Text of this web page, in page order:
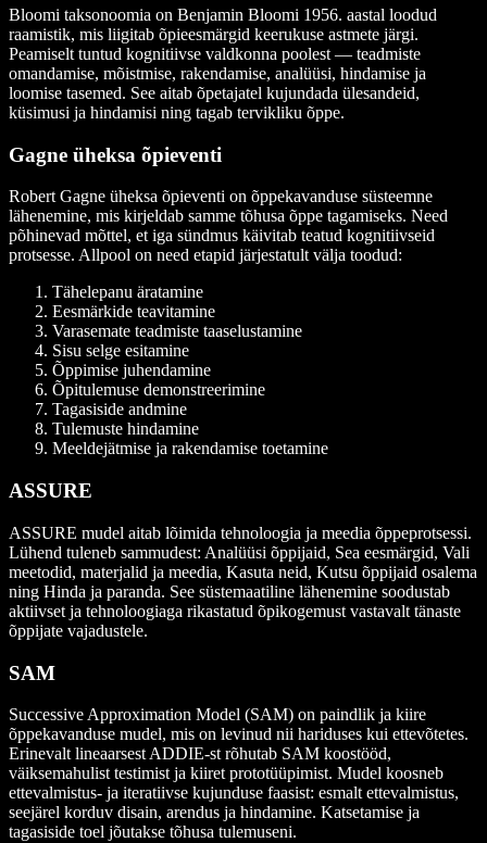
Bloomi taksonoomia on Benjamin Bloomi 1956. aastal loodud
raamistik, mis liigitab õpieesmärgid keerukuse astmete järgi.
Peamiselt tuntud kognitiivse valdkonna poolest — teadmiste
omandamise, mõistmise, rakendamise, analüüsi, hindamise ja
loomise tasemed. See aitab õpetajatel kujundada ülesandeid,
küsimusi ja hindamisi ning tagab tervikliku õppe.
Gagne üheksa õpieventi
Robert Gagne üheksa õpieventi on õppekavanduse süsteemne
lähenemine, mis kirjeldab samme tõhusa õppe tagamiseks. Need
põhinevad mõttel, et iga sündmus käivitab teatud kognitiivseid
protsesse. Allpool on need etapid järjestatult välja toodud:
Tähelepanu äratamine
Eesmärkide teavitamine
Varasemate teadmiste taaselustamine
Sisu selge esitamine
Õppimise juhendamine
Õpitulemuse demonstreerimine
Tagasiside andmine
Tulemuste hindamine
Meeldejätmise ja rakendamise toetamine
ASSURE
ASSURE mudel aitab lõimida tehnoloogia ja meedia õppeprotsessi.
Lühend tuleneb sammudest: Analüüsi õppijaid, Sea eesmärgid, Vali
meetodid, materjalid ja meedia, Kasuta neid, Kutsu õppijaid osalema
ning Hinda ja paranda. See süstemaatiline lähenemine soodustab
aktiivset ja tehnoloogiaga rikastatud õpikogemust vastavalt tänaste
õppijate vajadustele.
SAM
Successive Approximation Model (SAM) on paindlik ja kiire
õppekavanduse mudel, mis on levinud nii hariduses kui ettevõtetes.
Erinevalt lineaarsest ADDIE-st rõhutab SAM koostööd,
väiksemahulist testimist ja kiiret prototüüpimist. Mudel koosneb
ettevalmistus- ja iteratiivse kujunduse faasist: esmalt ettevalmistus,
seejärel korduv disain, arendus ja hindamine. Katsetamise ja
tagasiside toel jõutakse tõhusa tulemuseni.